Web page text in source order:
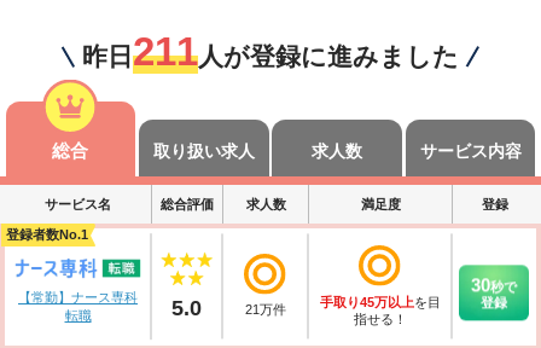
昨日 211人が登録に進みました
総合 取り扱い求人 求人数 サービス内容
サービス名 総合評価 求人数 満足度 登録
登録者数No.1
【常勤】ナース専科
転職
5.0 21万件 手取り45万以上を目
指せる！
30秒で
登録